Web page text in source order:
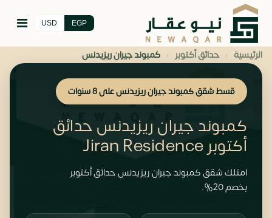
EGP
USD
الرئيسية › حدائق أكتوبر › كمبوند جيران ريزيدنس
قسط شقق كمبوند جيران ريزيدنس على 8 سنوات
كمبوند جيران ريزيدنس حدائق
أكتوبر Jiran Residence
امتلك شقق كمبوند جيران ريزيدنس حدائق أكتوبر
بخصم 20%.